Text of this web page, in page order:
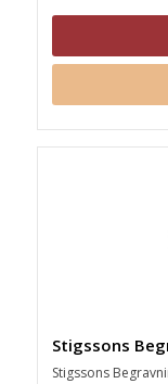
Stigssons
Stigssons